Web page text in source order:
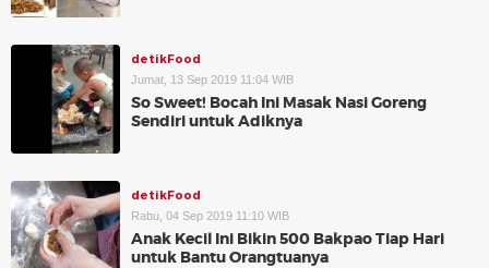
detikFood
Jumat, 13 Sep 2019 11:04 WIB
So Sweet! Bocah Ini Masak Nasi Goreng
Sendiri untuk Adiknya
detikFood
Rabu, 04 Sep 2019 11:10 WIB
Anak Kecil Ini Bikin 500 Bakpao Tiap Hari
untuk Bantu Orangtuanya